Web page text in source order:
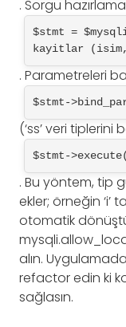
. Sorgu
$stmt =
kayitlar (isim,
. Parametreleri
$stmt-
(‘ss’ veri tiplerini
$stmt-
. Bu yöntem, tip
ekler; örneğin ‘i’
otomatik
alın.
refactor edin ki
sağlasın.